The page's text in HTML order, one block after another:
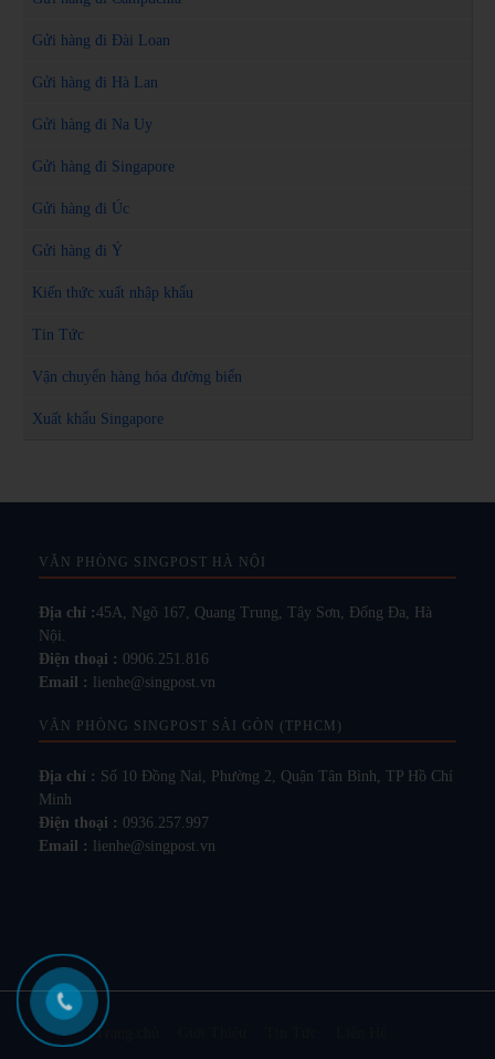
Gửi hàng đi Đài Loan
Gửi hàng đi Hà Lan
Gửi hàng đi Na Uy
Gửi hàng đi Singapore
Gửi hàng đi Úc
Gửi hàng đi Ý
Kiến thức xuất nhập khẩu
Tin Tức
Vận chuyển hàng hóa đường biển
Xuất khẩu Singapore
VĂN PHÒNG SINGPOST HÀ NỘI
Địa chỉ :45A, Ngõ 167, Quang Trung, Tây Sơn, Đống Đa, Hà
Nội.
Điện thoại : 0906.251.816
Email :
lienhe@singpost.vn
VĂN PHÒNG SINGPOST SÀI GÒN (TPHCM)
Địa chỉ : Số 10 Đồng Nai, Phường 2, Quận Tân Bình, TP Hồ Chí
Minh
Điện thoại : 0936.257.997
Email :
lienhe@singpost.vn
Trang chủ